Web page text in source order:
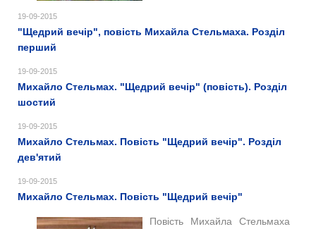
19-09-2015
"Щедрий вечір", повість Михайла Стельмаха. Розділ
перший
19-09-2015
Михайло Стельмах. "Щедрий вечір" (повість). Розділ
шостий
19-09-2015
Михайло Стельмах. Повість "Щедрий вечір". Розділ
дев'ятий
19-09-2015
Михайло Стельмах. Повість "Щедрий вечір"
Повість Михайла Стельмаха